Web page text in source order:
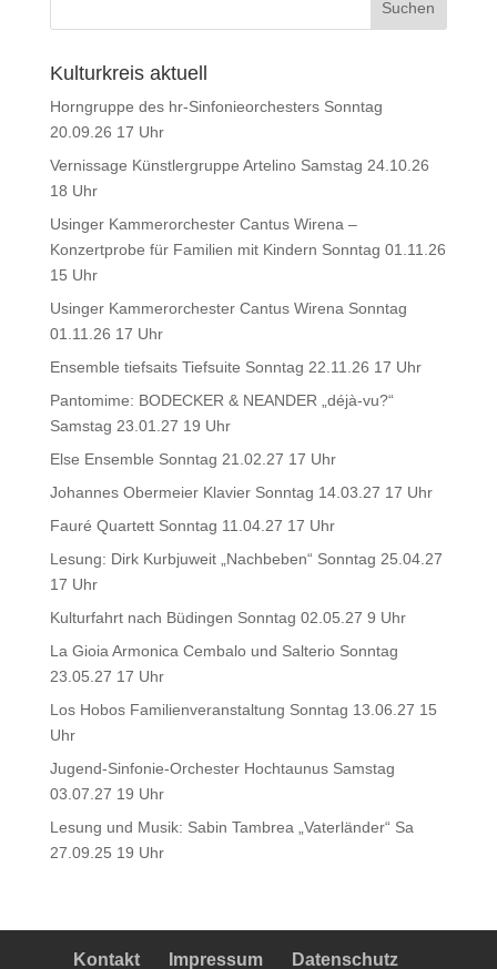
Kulturkreis aktuell
Horngruppe des hr-Sinfonieorchesters Sonntag
20.09.26 17 Uhr
Vernissage Künstlergruppe Artelino Samstag 24.10.26
18 Uhr
Usinger Kammerorchester Cantus Wirena –
Konzertprobe für Familien mit Kindern Sonntag 01.11.26
15 Uhr
Usinger Kammerorchester Cantus Wirena Sonntag
01.11.26 17 Uhr
Ensemble tiefsaits Tiefsuite Sonntag 22.11.26 17 Uhr
Pantomime: BODECKER & NEANDER „déjà-vu?“
Samstag 23.01.27 19 Uhr
Else Ensemble Sonntag 21.02.27 17 Uhr
Johannes Obermeier Klavier Sonntag 14.03.27 17 Uhr
Fauré Quartett Sonntag 11.04.27 17 Uhr
Lesung: Dirk Kurbjuweit „Nachbeben“ Sonntag 25.04.27
17 Uhr
Kulturfahrt nach Büdingen Sonntag 02.05.27 9 Uhr
La Gioia Armonica Cembalo und Salterio Sonntag
23.05.27 17 Uhr
Los Hobos Familienveranstaltung Sonntag 13.06.27 15
Uhr
Jugend-Sinfonie-Orchester Hochtaunus Samstag
03.07.27 19 Uhr
Lesung und Musik: Sabin Tambrea „Vaterländer“ Sa
27.09.25 19 Uhr
Kontakt Impressum Datenschutz